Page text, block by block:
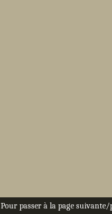
passer à la page